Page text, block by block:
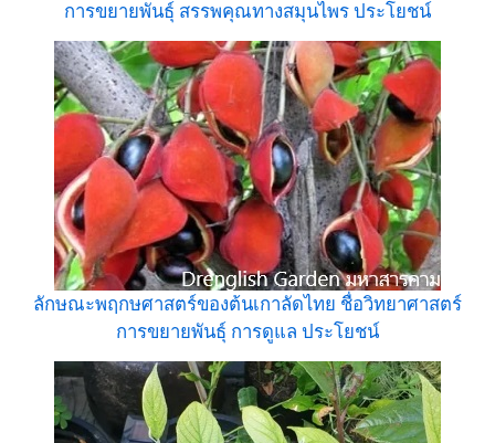
การขยายพันธุ์ สรรพคุณทางสมุนไพร ประโยชน์
ลักษณะพฤกษศาสตร์ของต้นเกาลัดไทย ชื่อวิทยาศาสตร์
การขยายพันธุ์ การดูแล ประโยชน์